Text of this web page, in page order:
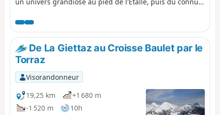
des Aravis.
De La Giettaz au Croisse Baulet par le
Torraz
Visorandonneur
19,25 km
+1 680 m
-1 520 m
10h